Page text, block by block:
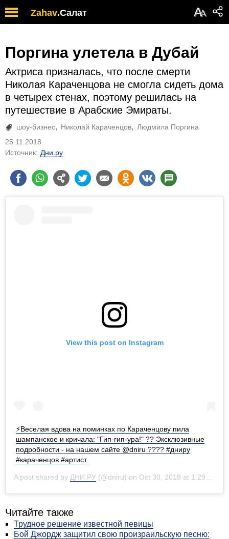
Zahav.Салат АА
Поргина улетела в Дубай
Актриса призналась, что после смерти
Николая Караченцова не смогла сидеть дома
в четырех стенах, поэтому решилась на
путешествие в Арабские Эмираты.
шоу-бизнес Николай Караченцов
Людмила Поргина
25.11.2018
Источник: Дни.ру
View this post on Instagram
⚡️Веселая вдова на поминках по Караченцову пила
шампанское и кричала: "Гип-гип-ура!" ?? Эксклюзивные
подробности - на нашем сайте @dniru ???? #дниру
#караченцов #артист
A post shared by ДНИ.РУ (@dniru) on Oct 30, 2018 at 1:29am PDT
Читайте также
Трудное решение известной певицы
Бой Джордж защитил свою произраильскую песню: